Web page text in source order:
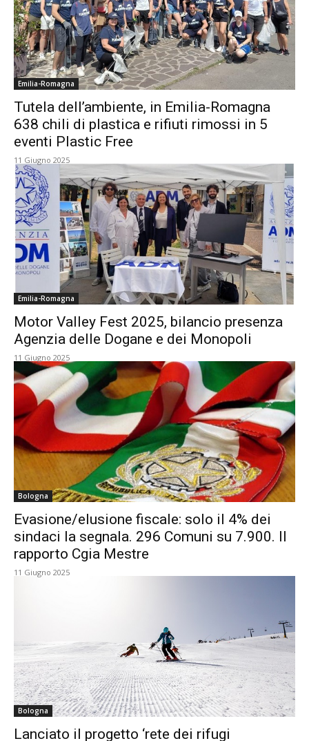
Emilia-Romagna
Tutela dell’ambiente, in Emilia-Romagna
638 chili di plastica e rifiuti rimossi in 5
eventi Plastic Free
11 Giugno 2025
Emilia-Romagna
Motor Valley Fest 2025, bilancio presenza
Agenzia delle Dogane e dei Monopoli
11 Giugno 2025
Bologna
Evasione/elusione fiscale: solo il 4% dei
sindaci la segnala. 296 Comuni su 7.900. Il
rapporto Cgia Mestre
11 Giugno 2025
Bologna
Lanciato il progetto ‘rete dei rifugi